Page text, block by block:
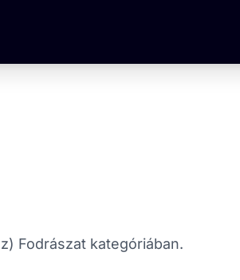
Fodrászat kategóriában.